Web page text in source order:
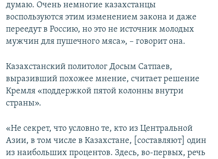
думаю. Очень немногие казахстанцы
воспользуются этим изменением закона и даже
переедут в Россию, но это не источник молодых
мужчин для пушечного мяса», – говорит она.
Казахстанский политолог Досым Сатпаев,
выразивший похожее мнение, считает решение
Кремля «поддержкой пятой колонны внутри
страны».
«Не секрет, что условно те, кто из Центральной
Азии, в том числе в Казахстане, [составляют] один
из наибольших процентов. Здесь, во-первых, речь